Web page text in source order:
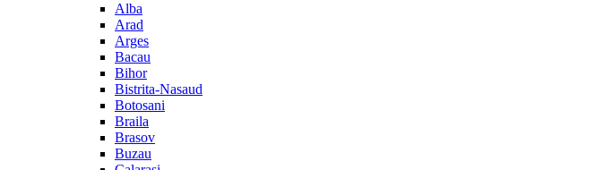
Alba
Arad
Arges
Bacau
Bihor
Bistrita-Nasaud
Botosani
Braila
Brasov
Buzau